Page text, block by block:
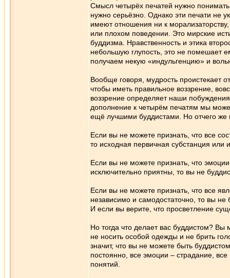
Смысл четырёх печатей нужно
нужно серьёзно. Однако эти печати не
имеют отношения ни к
или плохом поведении. Это мирские
буддизма. Нравственность и этика
небольшую глупость, это не помешает
получаем некую «индульгенцию» и
Вообще говоря, мудрость проистекает
чтобы иметь правильное воззрение,
воззрение определяет наши
дополнение к четырём печатям мы
ещё лучшими буддистами. Но отчего же
Если вы не можете признать, что все
то исходная первичная субстанция или
Если вы не можете признать, что
исключительно приятны, то вы не
Если вы не можете признать, что все
независимо и самодостаточно, то вы не
И если вы верите, что просветление
Но тогда что делает вас буддистом?
не носить особой одежды и не брить
значит, что вы не можете быть
постоянно, все эмоции – страдание,
понятий.